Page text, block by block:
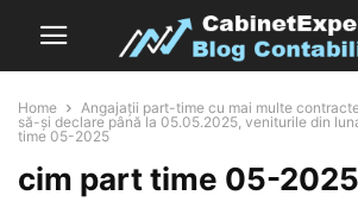
Home
Angajații part-time cu mai multe
să-și declare până la 05.05.2025, veniturile din
time 05-2025
cim part time 05-2025